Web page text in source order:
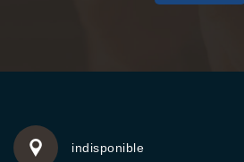
indisponible